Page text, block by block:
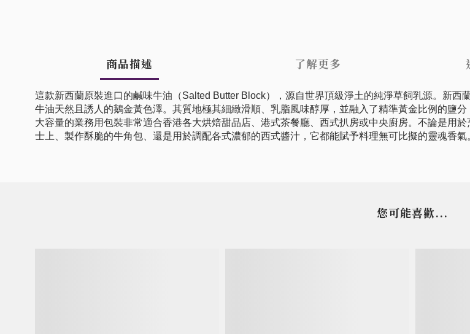
商品描述 了解更多
這款新西蘭原裝進口的鹹味牛油（Salted Butter Block），源自世界頂級淨土的純淨草飼乳源。新
牛油天然且誘人的鵝金黃色澤。其質地極其細緻滑順、乳脂風味醇厚，並融入了精準黃金比例的鹽
大容量的業務用包裝非常適合香港各大烘焙甜品店、港式茶餐廳、西式扒房或中央廚房。不論是用
士上、製作酥脆的牛角包、還是用於調配各式濃郁的西式醬汁，它都能賦予料理無可比擬的靈魂香氣
您可能喜歡...